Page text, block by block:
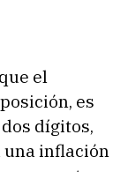
el
es
dígitos,
una inflación